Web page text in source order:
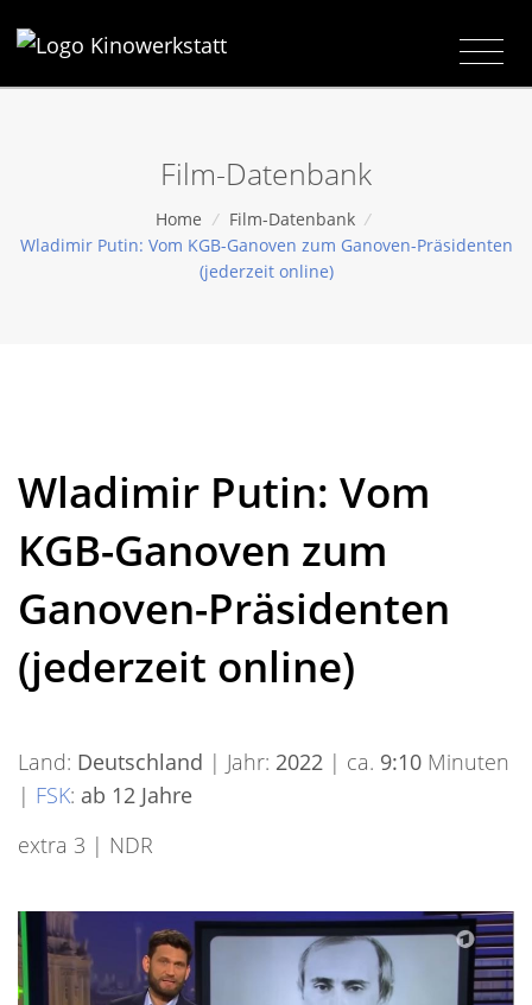
Film-Datenbank
Home / Film-Datenbank /
Wladimir Putin: Vom KGB-Ganoven zum Ganoven-Präsidenten
(jederzeit online)
Wladimir Putin: Vom
KGB-Ganoven zum
Ganoven-Präsidenten
(jederzeit online)
Land: Deutschland | Jahr: 2022 | ca. 9:10 Minuten
| FSK: ab 12 Jahre
extra 3 | NDR